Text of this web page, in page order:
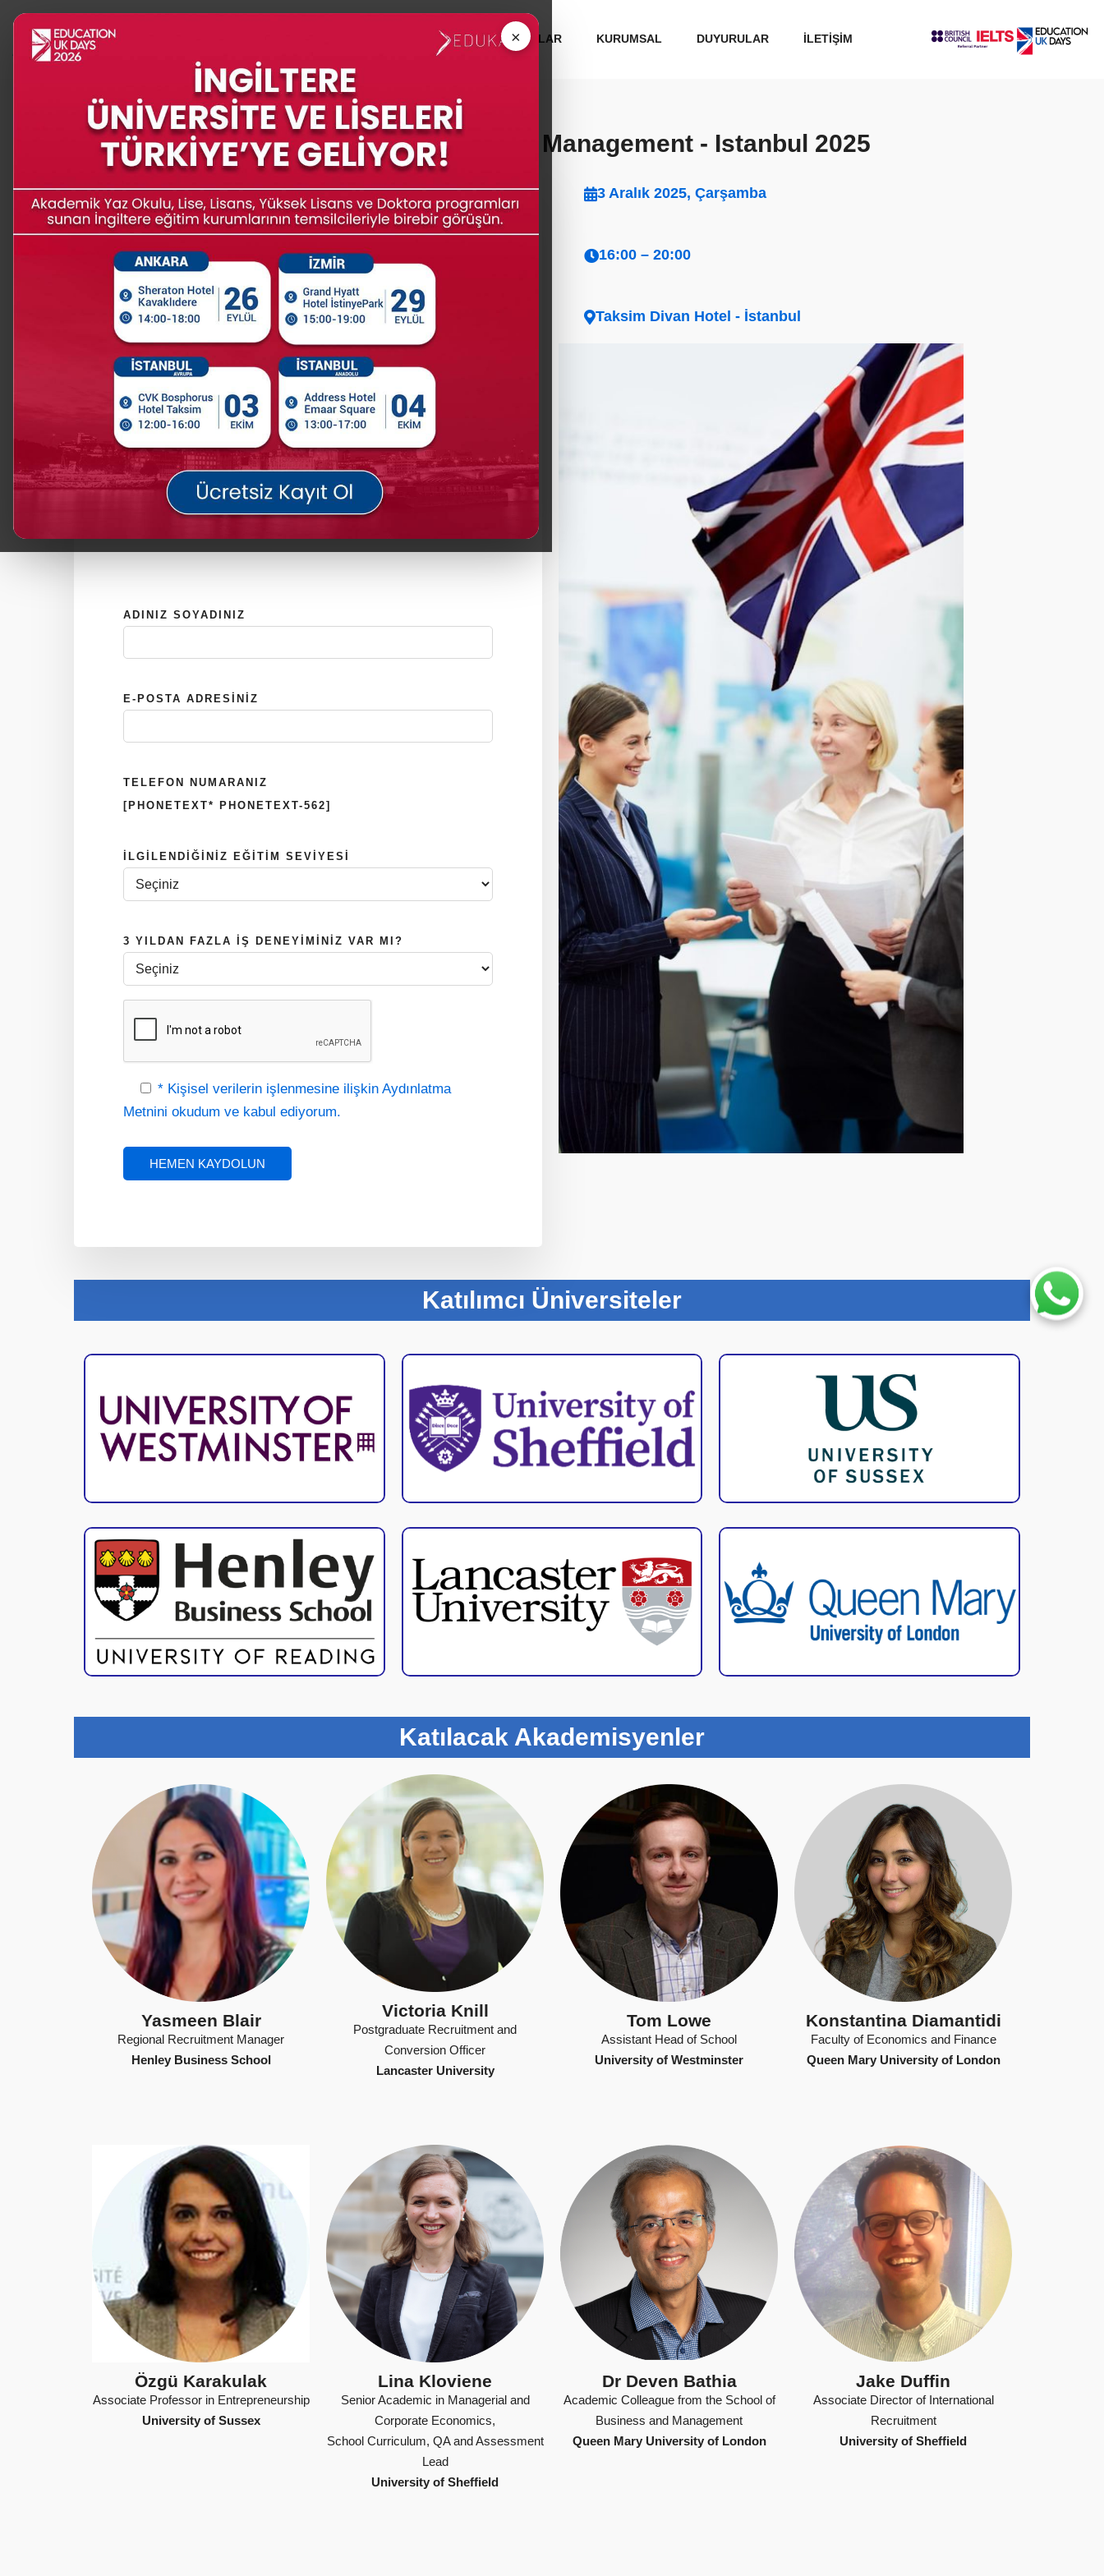
İNGİLTERE ÜNİVERSİTELERİ MEZUNLAR KURUMSAL DUYURULAR İLETİŞİM
Education UK Days | MBA, Business & Management - Istanbul 2025
İngiltere’nin en prestijli işletme okullarıyla birebir görüşmek
için hemen kaydolun. (Katılım ücretsiz olup, kontenjan
sınırlı sayıdadır.)
Neden Etkinliğe Katılmalısınız?
* İngiltere’nin önde gelen üniversiteleriyle birebir tanışma
fırsatı sunar.
* Programlar, burslar ve başvuru süreçleri hakkında en
güncel bilgileri edinmenizi sağlar.
* Üniversite temsilcilerinden doğrudan bilgi alarak doğru
tercihler yapmanıza yardımcı olur.
* İngiltere’de eğitim hayalinizi gerçeğe dönüştürmek için ilk
adımı atmanızı sağlar.
* Burslar konusunda bilgilendirir ve başvuru sürecinde
ADINIZ SOYADINIZ
E-POSTA ADRESINIZ
TELEFON NUMARANIZ
[PHONETEXT* PHONETEXT-562]
İLGILENDIĞINIZ EĞITIM SEVIYESI
3 YILDAN FAZLA IŞ DENEYIMINIZ VAR MI?
* Kişisel verilerin işlenmesine ilişkin Aydınlatma
Metnini okudum ve kabul ediyorum.
3 Aralık 2025, Çarşamba
16:00 – 20:00
Taksim Divan Hotel - İstanbul
Katılımcı Üniversiteler
Katılacak Akademisyenler
Yasmeen Blair
Regional Recruitment Manager
Henley Business School
Victoria Knill
Postgraduate Recruitment and
Conversion Officer
Lancaster University
Tom Lowe
Assistant Head of School
University of Westminster
Konstantina Diamantidi
Faculty of Economics and Finance
Queen Mary University of London
Özgü Karakulak
Associate Professor in Entrepreneurship
University of Sussex
Lina Kloviene
Senior Academic in Managerial and
Corporate Economics,
School Curriculum, QA and Assessment
Lead
University of Sheffield
Dr Deven Bathia
Academic Colleague from the School of
Business and Management
Queen Mary University of London
Jake Duffin
Associate Director of International
Recruitment
University of Sheffield